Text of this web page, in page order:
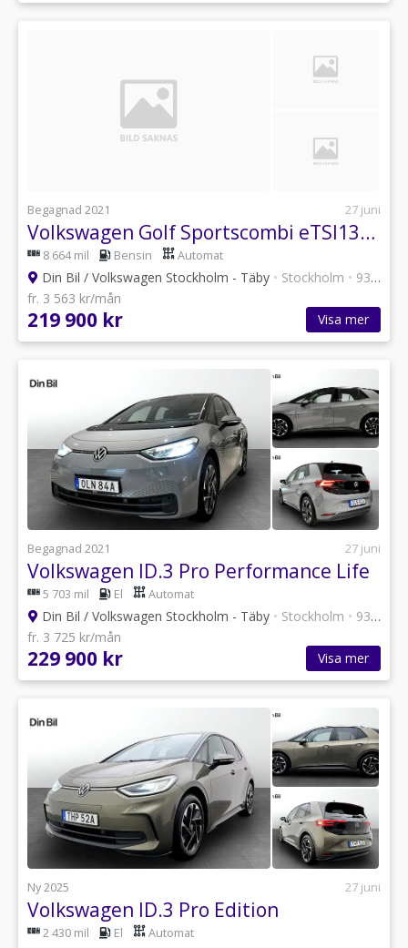
Begagnad 2021 27 juni
Volkswagen Golf Sportscombi eTSI131 DSG Life Drag/Backkamera
8 664 mil Bensin Automat
Din Bil / Volkswagen Stockholm - Täby • Stockholm • 93 annonser
fr. 3 563 kr/mån
219 900 kr Visa mer
Begagnad 2021 27 juni
Volkswagen ID.3 Pro Performance Life
5 703 mil El Automat
Din Bil / Volkswagen Stockholm - Täby • Stockholm • 93 annonser
fr. 3 725 kr/mån
229 900 kr Visa mer
Ny 2025 27 juni
Volkswagen ID.3 Pro Edition
2 430 mil El Automat